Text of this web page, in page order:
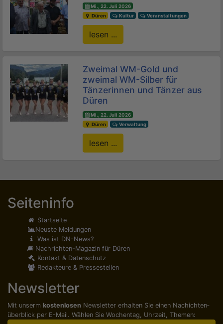
Mi., 22. Juli 2026
Düren
Kultur Veranstaltungen
lesen ...
Zweimal WM-Gold und
zweimal WM-Silber für
Tänzerinnen und Tänzer aus
Düren
Mi., 22. Juli 2026
Düren
Verwaltung
lesen ...
Seiteninfo
Startseite
Neuste Meldungen
Was ist DN-News?
Nachrichten-Magazin für Düren
Kontakt & Datenschutz
Redakteure & Pressestellen
Newsletter
Mit unserm kostenlosen Newsletter erhalten Sie einen Nachichten­
überblick per E-Mail. Wählen Sie Wochentag, Uhrzeit, Themen: